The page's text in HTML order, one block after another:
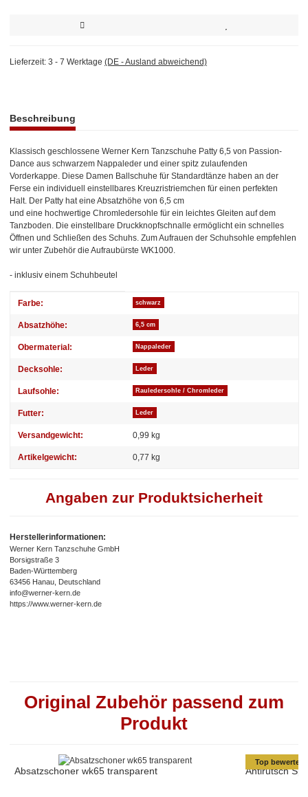
Lieferzeit: 3 - 7 Werktage (DE - Ausland abweichend)
Beschreibung
Klassisch geschlossene Werner Kern Tanzschuhe Patty 6,5 von Passion-
Dance aus schwarzem Nappaleder und einer spitz zulaufenden
Vorderkappe. Diese Damen Ballschuhe für Standardtänze haben an der
Ferse ein individuell einstellbares Kreuzristriemchen für einen perfekten
Halt. Der Patty hat eine Absatzhöhe von 6,5 cm
und eine hochwertige Chromledersohle für ein leichtes Gleiten auf dem
Tanzboden. Die einstellbare Druckknopfschnalle ermöglicht ein schnelles
Öffnen und Schließen des Schuhs. Zum Aufrauen der Schuhsohle empfehlen
wir unter Zubehör die Aufraubürste WK1000.
- inklusiv einem Schuhbeutel
Produkteigenschaft
Wert
Farbe: schwarz
Absatzhöhe: 6,5 cm
Obermaterial: Nappaleder
Decksohle: Leder
Laufsohle: Rauledersohle / Chromleder
Futter: Leder
Versandgewicht: 0,99 kg
Artikelgewicht: 0,77 kg
Angaben zur Produktsicherheit
Herstellerinformationen:
Werner Kern Tanzschuhe GmbH
Borsigstraße 3
Baden-Württemberg
63456 Hanau, Deutschland
info@werner-kern.de
https://www.werner-kern.de
Original Zubehör passend zum
Produkt
Absatzschoner wk65 transparent
Top bewertet
Antirutsch